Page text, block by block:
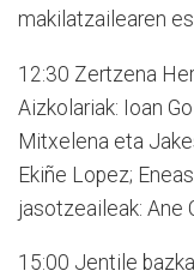
makilatzailearen
12:30 Zertzena
Aizkolariak: Ioan
Mitxelena eta
Ekiñe Lopez;
jasotzeaileak: Ane
15:00 Jentile